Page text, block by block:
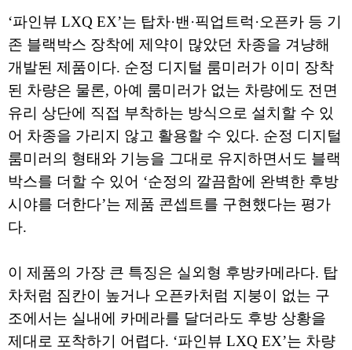
‘파인뷰 LXQ EX’는 탑차·밴·픽업트럭·오픈카 등 기
존 블랙박스 장착에 제약이 많았던 차종을 겨냥해
개발된 제품이다. 순정 디지털 룸미러가 이미 장착
된 차량은 물론, 아예 룸미러가 없는 차량에도 전면
유리 상단에 직접 부착하는 방식으로 설치할 수 있
어 차종을 가리지 않고 활용할 수 있다. 순정 디지털
룸미러의 형태와 기능을 그대로 유지하면서도 블랙
박스를 더할 수 있어 ‘순정의 깔끔함에 완벽한 후방
시야를 더한다’는 제품 콘셉트를 구현했다는 평가
다.
이 제품의 가장 큰 특징은 실외형 후방카메라다. 탑
차처럼 짐칸이 높거나 오픈카처럼 지붕이 없는 구
조에서는 실내에 카메라를 달더라도 후방 상황을
제대로 포착하기 어렵다. ‘파인뷰 LXQ EX’는 차량